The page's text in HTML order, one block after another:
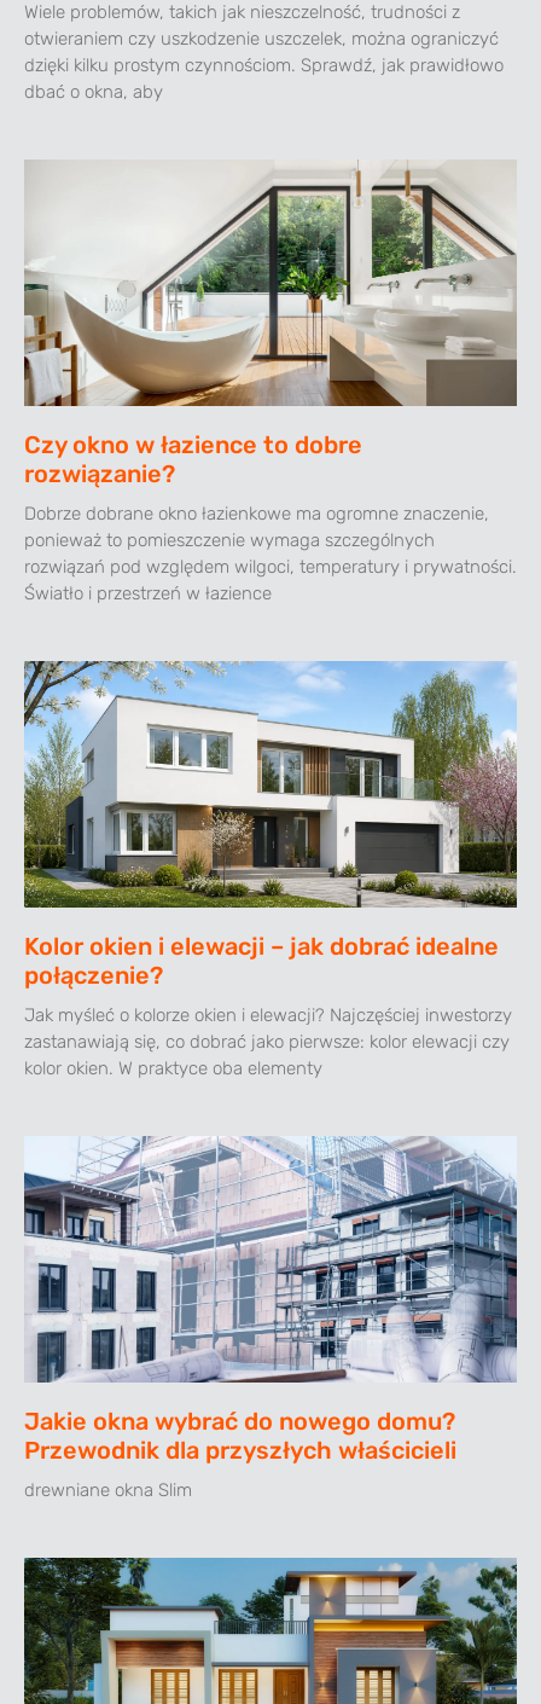
Wiele problemów, takich jak nieszczelność, trudności z
otwieraniem czy uszkodzenie uszczelek, można ograniczyć
dzięki kilku prostym czynnościom. Sprawdź, jak prawidłowo
dbać o okna, aby
Czy okno w łazience to dobre
rozwiązanie?
Dobrze dobrane okno łazienkowe ma ogromne znaczenie,
ponieważ to pomieszczenie wymaga szczególnych
rozwiązań pod względem wilgoci, temperatury i prywatności.
Światło i przestrzeń w łazience
Kolor okien i elewacji – jak dobrać idealne
połączenie?
Jak myśleć o kolorze okien i elewacji? Najczęściej inwestorzy
zastanawiają się, co dobrać jako pierwsze: kolor elewacji czy
kolor okien. W praktyce oba elementy
Jakie okna wybrać do nowego domu?
Przewodnik dla przyszłych właścicieli
drewniane okna Slim